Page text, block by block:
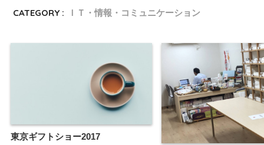
CATEGORY : ＩＴ・情報・コミュニケーション
東京ギフトショー2017